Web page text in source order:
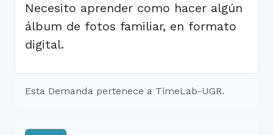
Necesito aprender como hacer algún
álbum de fotos familiar, en formato
digital.
Esta Demanda pertenece a TimeLab-UGR.